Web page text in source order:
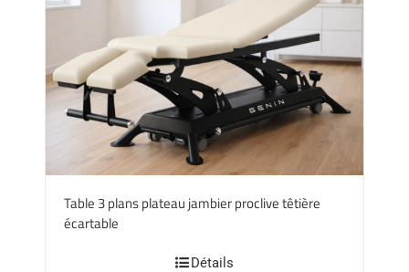
Table 3 plans plateau jambier proclive têtière
écartable
Détails